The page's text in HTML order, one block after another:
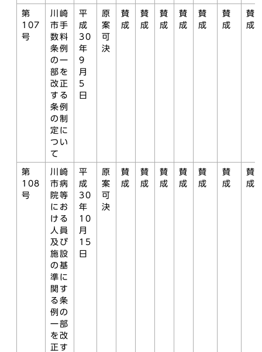
第
107
号
川崎
市手
数料
条例
の一
部を
改正
する
条例
の制
定に
つい
て
平
成
30
年
9
月
5
日
原
案
可
決
賛
成
賛
成
賛
成
賛
成
賛
成
賛
成
賛
成
第
108
号
川崎
市病
院等
にお
ける
人員
及び
施設
の基
準に
関す
る条
例の
一部
を改
正す
平
成
30
年
10
月
15
日
原
案
可
決
賛
成
賛
成
賛
成
賛
成
賛
成
賛
成
賛
成